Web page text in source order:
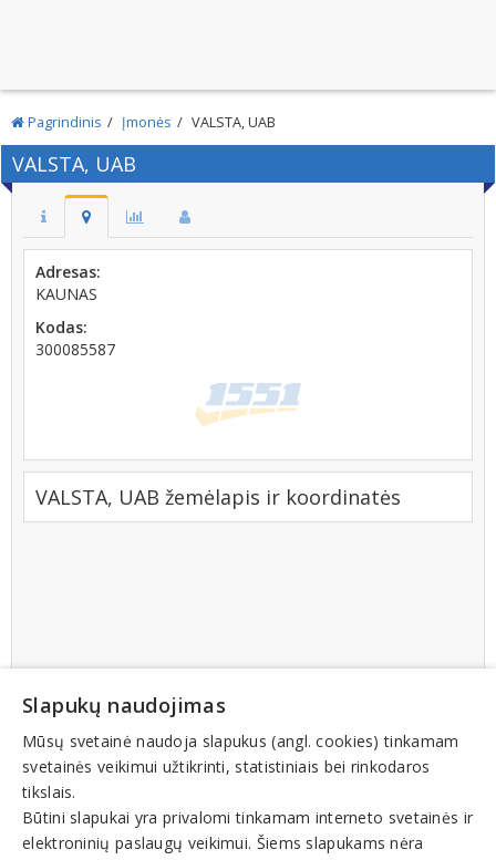
Pagrindinis Įmonės VALSTA, UAB
VALSTA, UAB
Adresas:
KAUNAS
Kodas:
300085587
VALSTA, UAB žemėlapis ir koordinatės
Slapukų naudojimas
Mūsų svetainė naudoja slapukus (angl. cookies) tinkamam
svetainės veikimui užtikrinti, statistiniais bei rinkodaros
tikslais.
Būtini slapukai yra privalomi tinkamam interneto svetainės ir
elektroninių paslaugų veikimui. Šiems slapukams nėra